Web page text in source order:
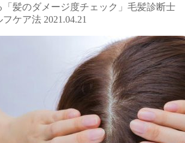
「髪のダメージ度チェック」毛髪診断士
フケア法 2021.04.21